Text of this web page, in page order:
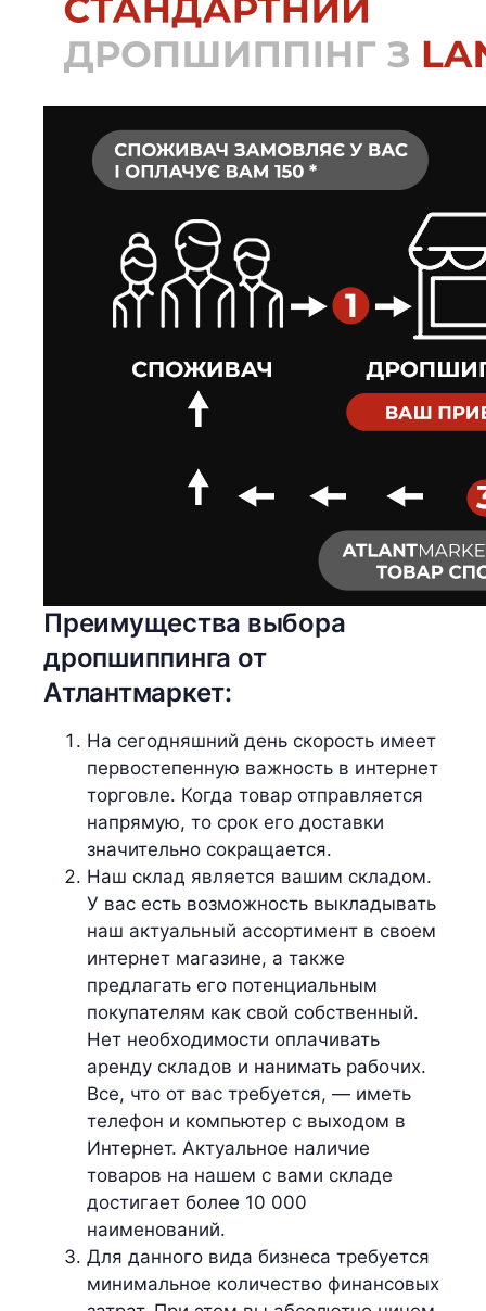
Преимущества выбора
дропшиппинга от
Атлантмаркет:
На сегодняшний день скорость имеет
первостепенную важность в интернет
торговле. Когда товар отправляется
напрямую, то срок его доставки
значительно сокращается.
Наш склад является вашим складом.
У вас есть возможность выкладывать
наш актуальный ассортимент в своем
интернет магазине, а также
предлагать его потенциальным
покупателям как свой собственный.
Нет необходимости оплачивать
аренду складов и нанимать рабочих.
Все, что от вас требуется, — иметь
телефон и компьютер с выходом в
Интернет. Актуальное наличие
товаров на нашем с вами складе
достигает более 10 000
наименований.
Для данного вида бизнеса требуется
минимальное количество финансовых